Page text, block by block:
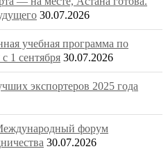
30.07.2026
учебная программа по
1 сентября 30.07.2026
экспортеров 2025 года
форум
30.07.2026